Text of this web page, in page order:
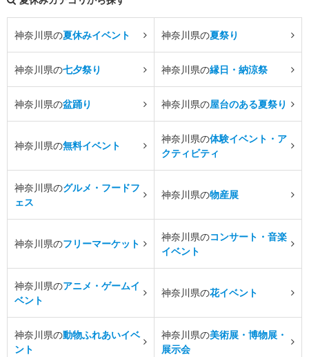
神奈川県の夏休みイベント 神奈川県の夏祭り
神奈川県の七夕祭り 神奈川県の縁日・納涼祭
神奈川県の盆踊り 神奈川県の屋台のある夏祭り
神奈川県の無料イベント
神奈川県の体験イベント・ア
クティビティ
神奈川県のグルメ・フードフ
ェス
神奈川県の物産展
神奈川県のフリーマーケット
神奈川県のコンサート・音楽
イベント
神奈川県のアニメ・ゲームイ
ベント
神奈川県の花イベント
神奈川県の動物ふれあいイベ
ント
神奈川県の美術展・博物展・
展示会